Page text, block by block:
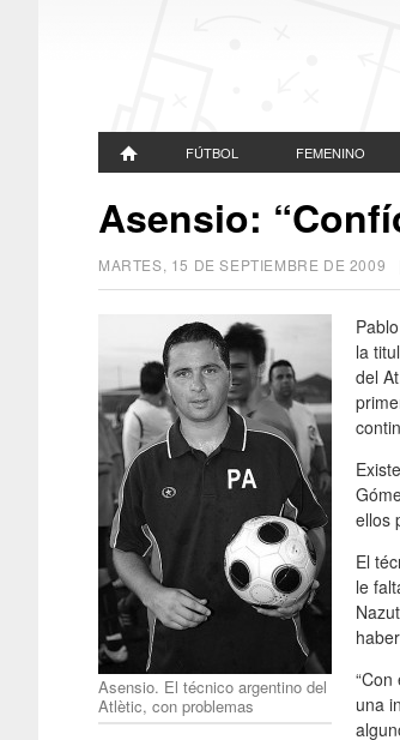
FÚTBOL FEMENINO
Asensio:
MARTES, 15 DE SEPTIEMBRE DE 2009
Asensio. El técnico argentino del
Atlètic, con problemas
la
del
ellos
El
le
una